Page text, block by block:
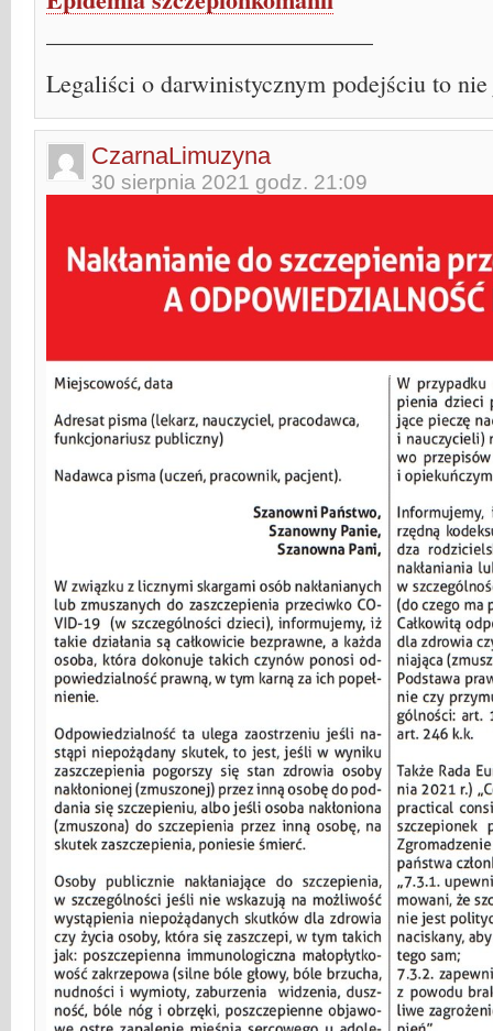
Legaliści o darwinistycznym podejściu to nie
CzarnaLimuzyna
30 sierpnia 2021 godz. 21:09